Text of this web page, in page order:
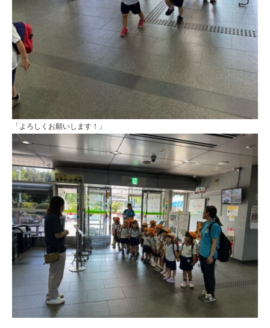
「よろしくお願いします！」